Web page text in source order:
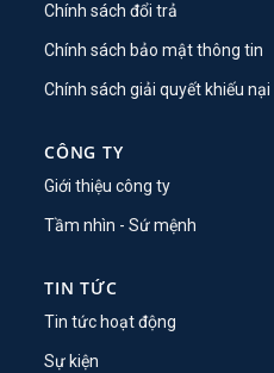
Chính sách đổi trả
Chính sách bảo mật thông tin
Chính sách giải quyết khiếu nại
CÔNG TY
Giới thiệu công ty
Tầm nhìn - Sứ mệnh
TIN TỨC
Tin tức hoạt động
Sự kiện